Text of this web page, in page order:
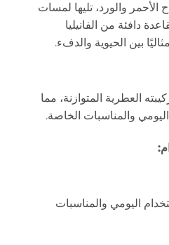
الأحمر والورد، تليها لمسات
دافئة من الفانيليا
بين الحيوية والدفء.
العطرية المتوازنة، مما
والمناسبات الخاصة.
اليومي والمناسبات